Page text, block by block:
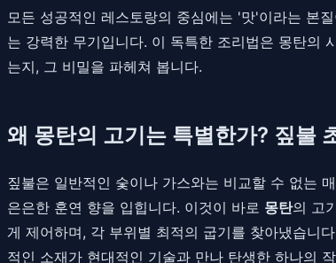
모든 성공적인 레스토랑의 중심에는 '맛'이라는 본
는 강력한 무기입니다. 이 독특한 조리법은 몽탄의
는지, 그 비밀을 파헤쳐 봅니다.
왜 몽탄의 고기는 특별한가? 짚불
짚불은 일반적인 숯이나 가스와는 비교할 수 없는
은은한 훈연 향을 입힙니다. 이것이 바로 몽탄의 고
게 제어하며, 각 부위별 최적의 굽기를 찾아냈습니
적인 소재가 현대적인 기술과 만나 탄생한 하나의